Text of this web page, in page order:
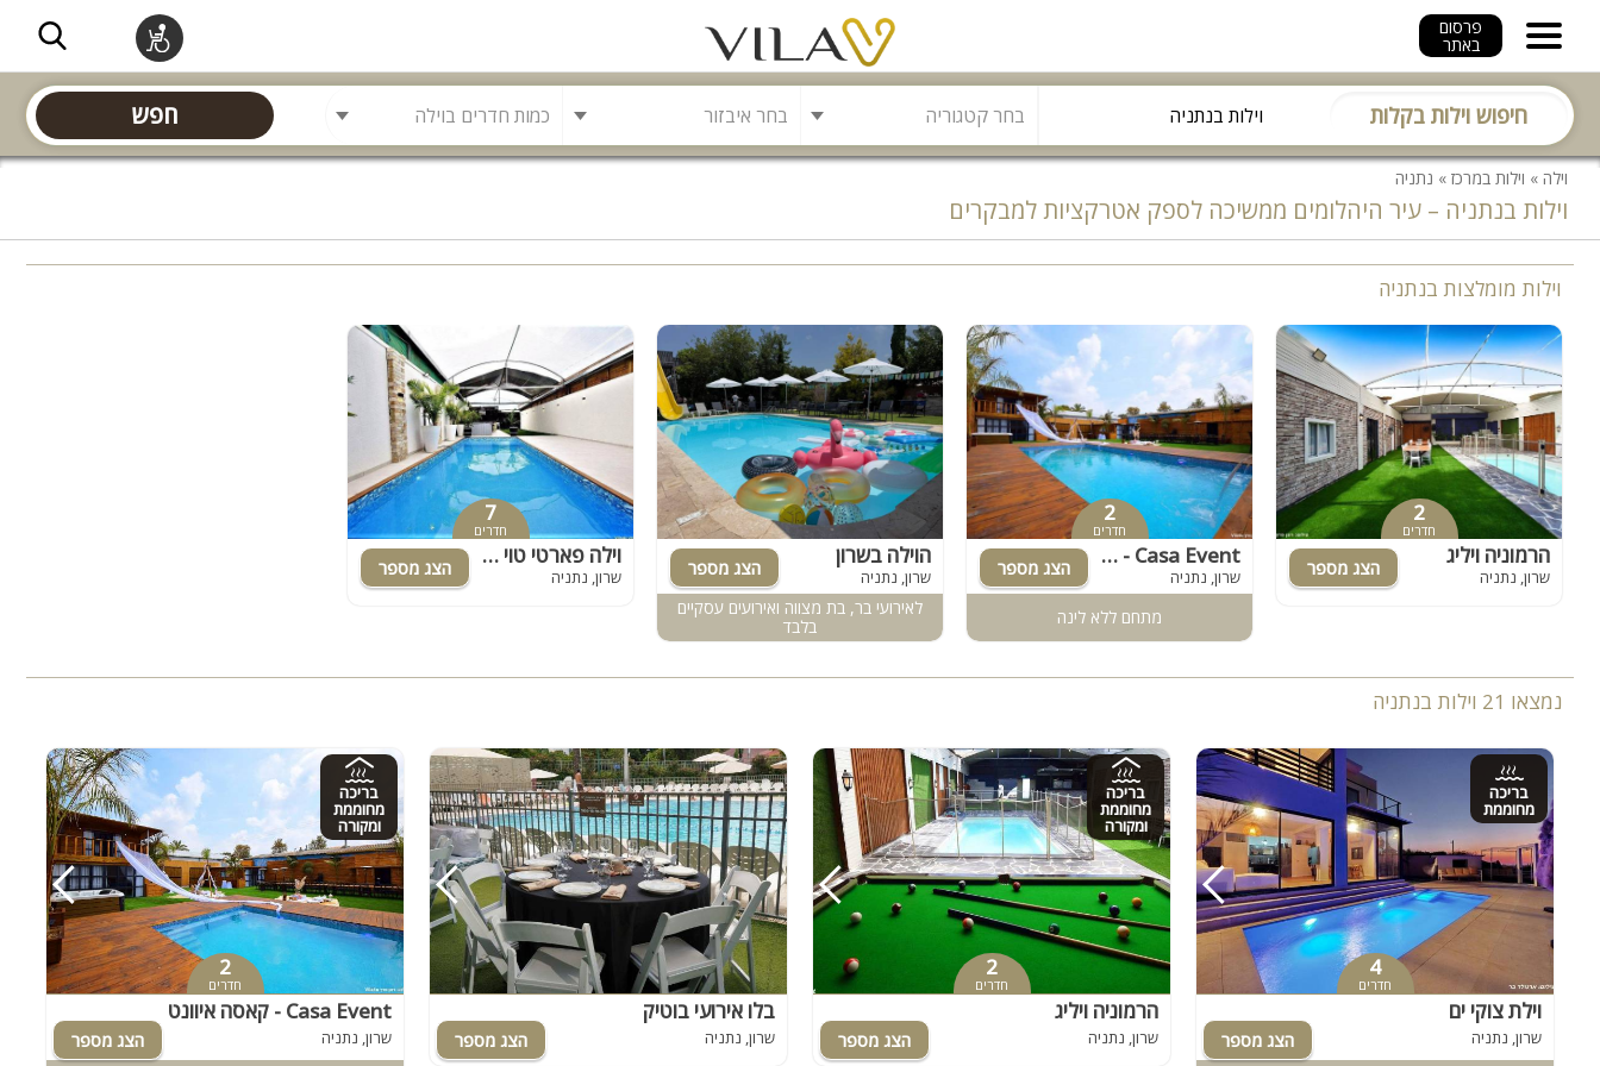
פרסום
באתר
חיפוש וילות בקלות בחר איבזור
משחקייה לילדים
פינת מנגל
להשכרה
סאונה
קריוקי
גקוזי
שולחן סנוקר
פלייסטיישן
ארוחת בוקר
מקרן
גישה לנכים
קבוצות גדולות
בריכה מקורה
מערכת הגברה
מסך lcd
מרפסת
מטבח
חפש
וילה » וילות במרכז » נתניה
וילות בנתניה – עיר היהלומים ממשיכה לספק אטרקציות למבקרים
וילות מומלצות בנתניה
2
חדרים
הרמוניה ויליג
שרון, נתניה
2
חדרים
Casa Event - קאסה איוונט
שרון, נתניה
מתחם ללא לינה
הוילה בשרון
שרון, נתניה
לאירועי בר, בת מצווה ואירועים עסקיים
בלבד
7
חדרים
וילה פארטי טוי - Party Toy
שרון, נתניה
נמצאו 21 וילות בנתניה
בריכה
מחוממת
4
חדרים
וילת צוקי ים
שרון, נתניה
בריכה
מחוממת
ומקורה
2
חדרים
הרמוניה ויליג
שרון, נתניה
בלו אירועי בוטיק
שרון, נתניה
בריכה
מחוממת
ומקורה
2
חדרים
Casa Event - קאסה איוונט
שרון, נתניה